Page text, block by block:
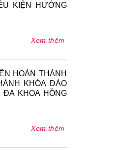
KIỆN HƯỚNG
Xem thêm
HOÀN THÀNH
KHÓA ĐÀO
ĐA KHOA HỒNG
Xem thêm